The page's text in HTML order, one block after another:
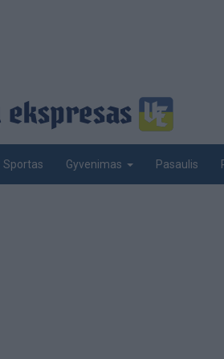
Sportas Gyvenimas Pasaulis